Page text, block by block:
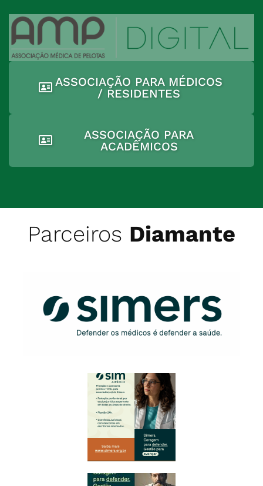
ASSOCIAÇÃO PARA MÉDICOS
/ RESIDENTES
ASSOCIAÇÃO PARA
ACADÊMICOS
Parceiros Diamante